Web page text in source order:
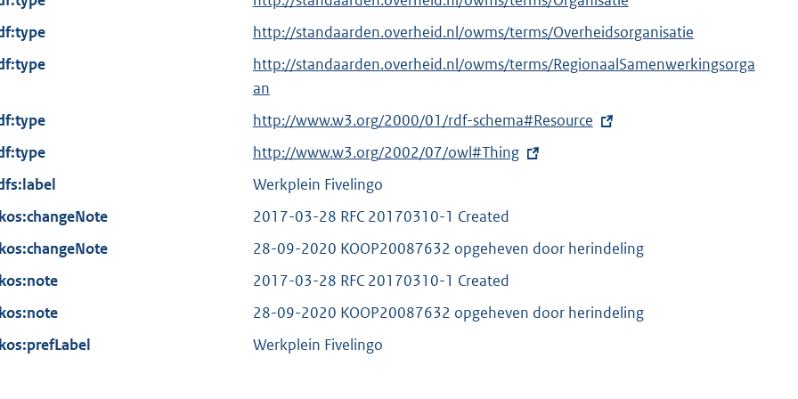
e
r
n
i
n
k
http://standaarden.overheid.nl/owms/terms/Overheidsorganisatie
http://standaarden.overheid.nl/owms/terms/RegionaalSamenwerkingsorga
an
E
x
e
r
n
l
i
n
http://www.w3.org/2000/01/rdf-schema#Resource
E
x
e
r
n
l
i
http://www.w3.org/2002/07/owl#Thing
Werkplein Fivelingo
2017-03-28 RFC 20170310-1 Created
28-09-2020 KOOP20087632 opgeheven door herindeling
2017-03-28 RFC 20170310-1 Created
28-09-2020 KOOP20087632 opgeheven door herindeling
Werkplein Fivelingo